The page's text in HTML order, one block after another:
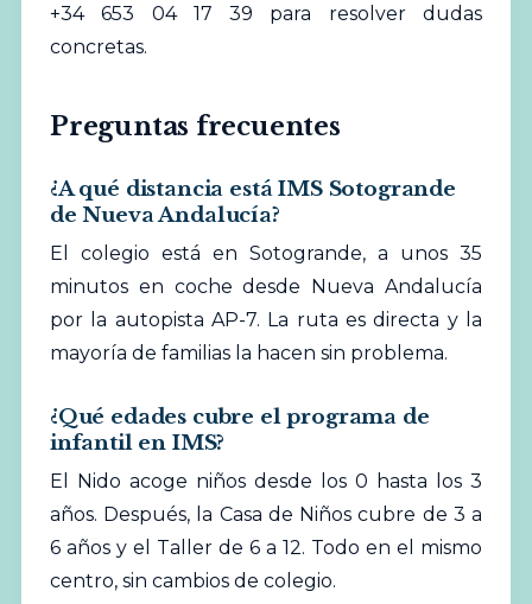
+34 653 04 17 39 para resolver dudas
concretas.
Preguntas frecuentes
¿A qué distancia está IMS Sotogrande
de Nueva Andalucía?
El colegio está en Sotogrande, a unos 35
minutos en coche desde Nueva Andalucía
por la autopista AP-7. La ruta es directa y la
mayoría de familias la hacen sin problema.
¿Qué edades cubre el programa de
infantil en IMS?
El Nido acoge niños desde los 0 hasta los 3
años. Después, la Casa de Niños cubre de 3 a
6 años y el Taller de 6 a 12. Todo en el mismo
centro, sin cambios de colegio.